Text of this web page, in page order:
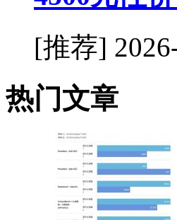
[推荐]
热门文章